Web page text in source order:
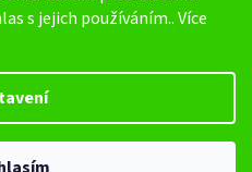
s jejich používáním.. Více